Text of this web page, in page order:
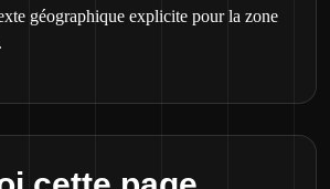
géographique explicite pour la zone